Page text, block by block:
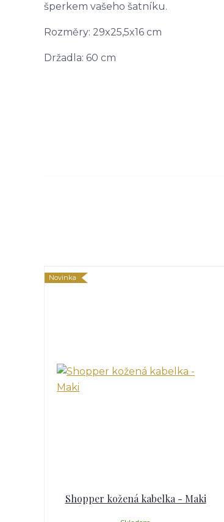
šperkem vašeho šatníku.
Rozměry: 29x25,5x16 cm
Držadla: 60 cm
Novinka
Shopper kožená kabelka - Maki